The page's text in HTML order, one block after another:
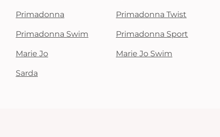
Primadonna Primadonna Twist
Primadonna Swim Primadonna Sport
Marie Jo Marie Jo Swim
Sarda